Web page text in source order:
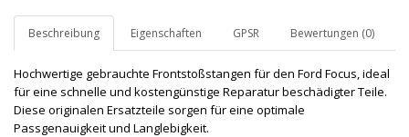
Beschreibung Eigenschaften GPSR Bewertungen (0)
Hochwertige gebrauchte Frontstoßstangen für den Ford Focus, ideal
für eine schnelle und kostengünstige Reparatur beschädigter Teile.
Diese originalen Ersatzteile sorgen für eine optimale
Passgenauigkeit und Langlebigkeit.